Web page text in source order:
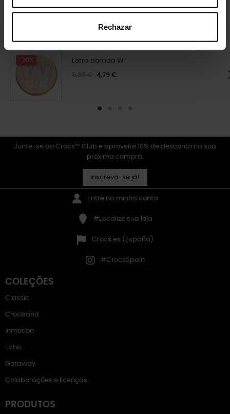
Rechazar
4 outros produtos na mesma
-20% Letra dorada W
5,99 € 4,79 €
Junte-se ao Crocs™ Club e aproveite 10% de desconto na sua
próxima compra.
Inscreva-se já!
Entre na minha conta
#Localize sua loja
Crocs.es (España)
#CrocsSpain
COLEÇÕES
Classic
Crocband
Inmotion
Echo
Getaway
Colaborações e licenças
PRODUTOS